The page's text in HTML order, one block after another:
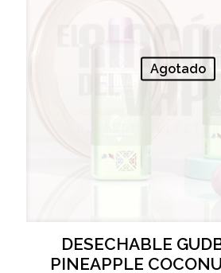
Agotado
DESECHABLE
PINEAPPLE